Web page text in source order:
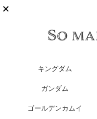
キングダム
ガンダム
ゴールデンカムイ